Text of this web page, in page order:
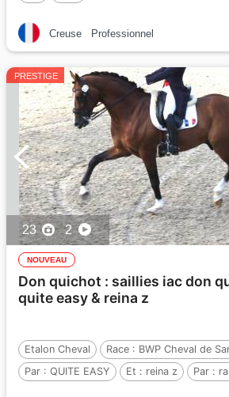
Creuse Professionnel
PRESTIGE
23 2
NOUVEAU
Don quichot : saillies iac don
quite easy & reina z
Etalon Cheval Race : BWP Cheval de
Par : QUITE EASY Et : reina z Par :